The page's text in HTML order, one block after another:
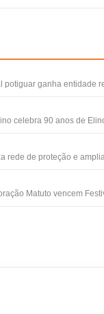
potiguar ganha entidade
celebra 90 anos de
rede de proteção e
Matuto vencem